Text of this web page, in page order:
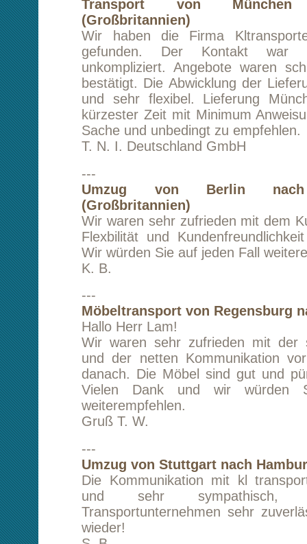
Umzug von Berlin nach Freiburg
Wir sind von Berlin nach Freiburg
wunderbar geklappt. Vielen Dank!
Leistungsverhältnis top!
Viele Grüsse
A. S.
Transport von Winnweiler (bei
Berlin
Transport von Zirndorf (bei Nürnberg)
1. Sehr zufrieden.
2. Habe bisher mit Ihrem
Erfahrung gemacht,
deswegen gibts nichts zu verbessern.
3. Ja!
Umzug von Düsseldorf nach Berlin
Hallo Herr Lam,
hat alles wunderbar geklappt. Vielen Dank
zum nächsten Umzug.
Herzlich
P. P.
Transport von Köln nach Berlin
kompetente Abwicklung. Vielen Dank Herr
Sie und ihr Team weiterempfehlen!
A. E.
Transport von Bochum nach Wandlitz
War super! Danke.
K. H.